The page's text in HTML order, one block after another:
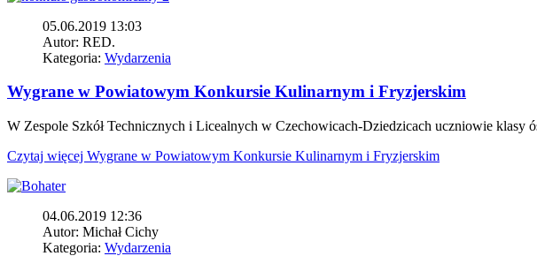
05.06.2019 13:03
Autor: RED.
Kategoria: Wydarzenia
Wygrane w Powiatowym Konkursie Kulinarnym i Fryzjerskim
W Zespole Szkół Technicznych i Licealnych w Czechowicach-Dziedzicach uczniowie klasy
Czytaj więcej Wygrane w Powiatowym Konkursie Kulinarnym i Fryzjerskim
04.06.2019 12:36
Autor: Michał Cichy
Kategoria: Wydarzenia